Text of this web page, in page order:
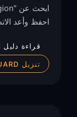
ابحث عن "GeoIP Region" واختر منطقة.
احفظ وأعد
قراءة دليل
تنزيل FREEGUARD